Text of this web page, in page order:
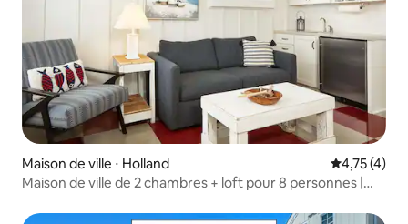
Maison de ville ⋅ Holland Évaluation
4,75 (4)
Maison de ville de 2 chambres + loft pour 8 personnes |